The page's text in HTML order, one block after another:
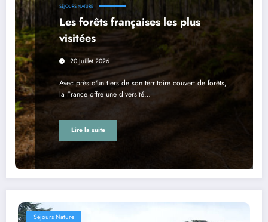
SÉJOURS NATURE
Les forêts françaises les plus
visitées
20 Juillet 2026
Avec près d'un tiers de son territoire couvert de forêts,
la France offre une diversité…
Lire la suite
Séjours Nature